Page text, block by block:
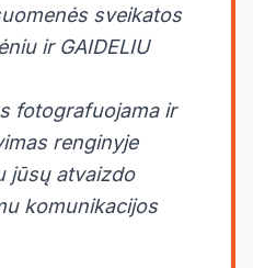
sveikatos
ir GAIDELIU
fotografuojama ir
renginyje
jūsų atvaizdo
komunikacijos